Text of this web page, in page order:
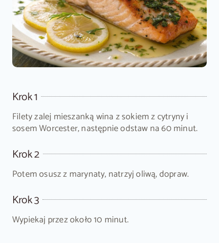
Krok 1
Filety zalej mieszanką wina z sokiem z cytryny i
sosem Worcester, następnie odstaw na 60 minut.
Krok 2
Potem osusz z marynaty, natrzyj oliwą, dopraw.
Krok 3
Wypiekaj przez około 10 minut.